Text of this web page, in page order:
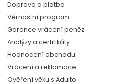
Doprava a platba
Věrnostní program
Garance vrácení peněz
Analýzy a certifikáty
Hodnocení obchodu
Vrácení a reklamace
Ověření věku s Adulto